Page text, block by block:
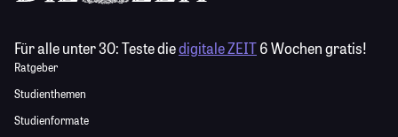
Für alle unter 30:Teste diedigitale ZEIT6 Wochen gratis!
Ratgeber
Studienthemen
Studienformate